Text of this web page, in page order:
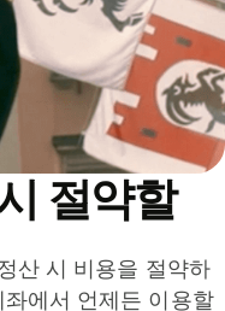
절약할
산 시 비용을 절약하
에서 언제든 이용할